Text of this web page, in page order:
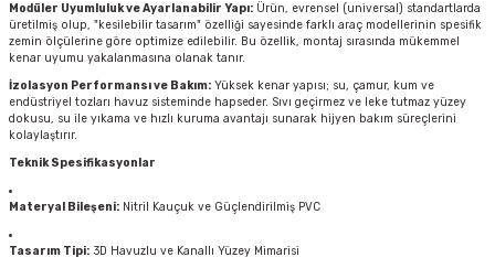
Modüler Uyumluluk ve Ayarlanabilir Yapı: Ürün, evrensel (universal) standartlarda
üretilmiş olup, "kesilebilir tasarım" özelliği sayesinde farklı araç modellerinin spesifik
zemin ölçülerine göre optimize edilebilir. Bu özellik, montaj sırasında mükemmel
kenar uyumu yakalanmasına olanak tanır.
İzolasyon Performansı ve Bakım: Yüksek kenar yapısı; su, çamur, kum ve
endüstriyel tozları havuz sisteminde hapseder. Sıvı geçirmez ve leke tutmaz yüzey
dokusu, su ile yıkama ve hızlı kuruma avantajı sunarak hijyen bakım süreçlerini
kolaylaştırır.
Teknik Spesifikasyonlar
Materyal Bileşeni: Nitril Kauçuk ve Güçlendirilmiş PVC
Tasarım Tipi: 3D Havuzlu ve Kanallı Yüzey Mimarisi